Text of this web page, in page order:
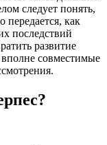
следует понять,
передается, как
последствий
развитие
вполне совместимые